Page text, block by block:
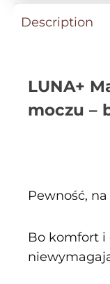
Description
LUNA+
moczu –
Pewność,
Bo komfort